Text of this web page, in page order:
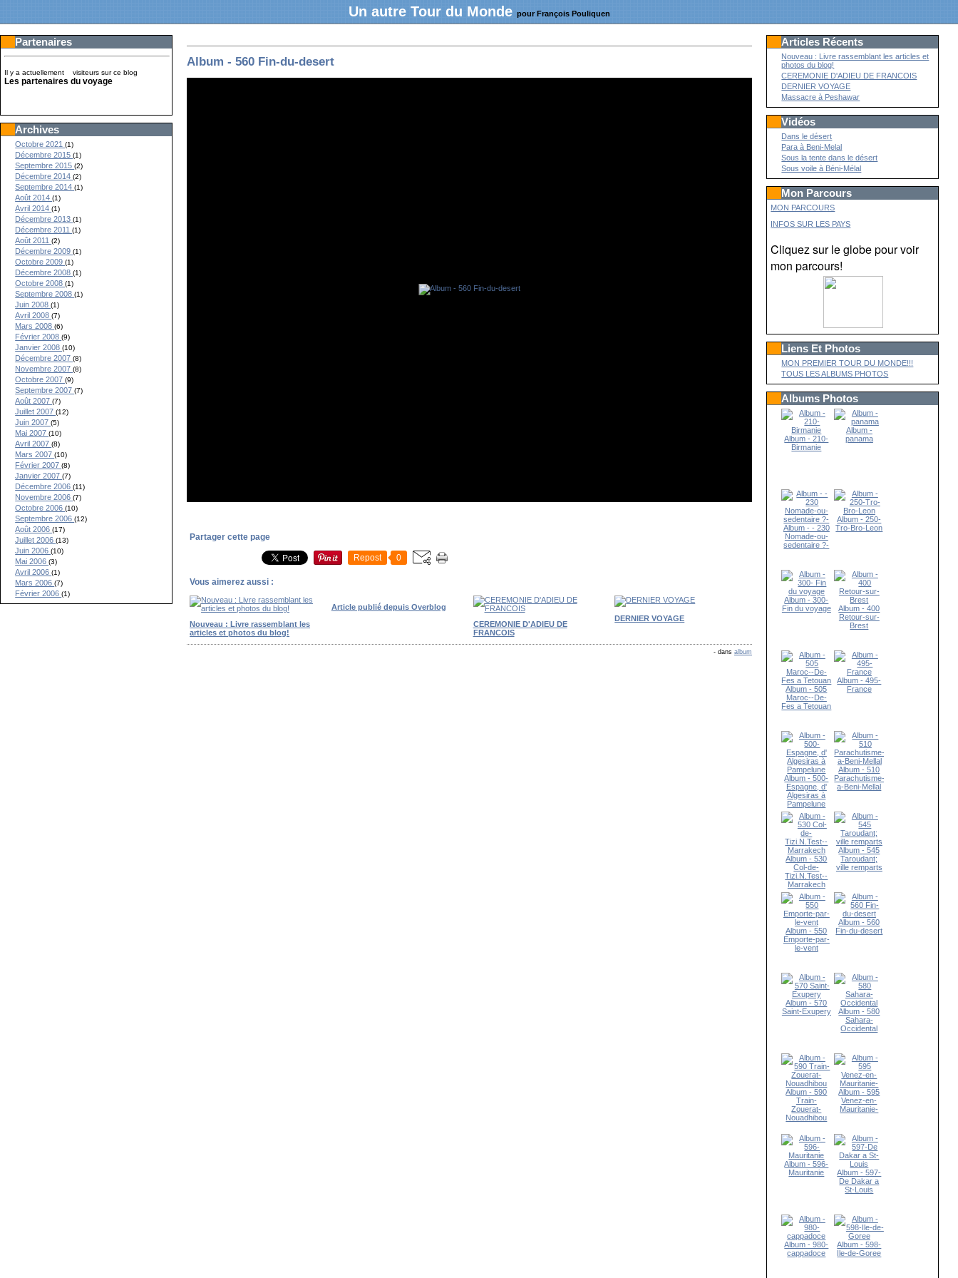
Un autre Tour du Monde pour François Pouliquen
Partenaires
Il y a actuellement visiteurs sur ce blog
Les partenaires du voyage
Archives
Octobre 2021(1)
Décembre 2015(1)
Septembre 2015(2)
Décembre 2014(2)
Septembre 2014(1)
Août 2014(1)
Avril 2014(1)
Décembre 2013(1)
Décembre 2011(1)
Août 2011(2)
Décembre 2009(1)
Octobre 2009(1)
Décembre 2008(1)
Octobre 2008(1)
Septembre 2008(1)
Juin 2008(1)
Avril 2008(7)
Mars 2008(6)
Février 2008(9)
Janvier 2008(10)
Décembre 2007(8)
Novembre 2007(8)
Octobre 2007(9)
Septembre 2007(7)
Août 2007(7)
Juillet 2007(12)
Juin 2007(5)
Mai 2007(10)
Avril 2007(8)
Mars 2007(10)
Février 2007(8)
Janvier 2007(7)
Décembre 2006(11)
Novembre 2006(7)
Octobre 2006(10)
Septembre 2006(12)
Août 2006(17)
Juillet 2006(13)
Juin 2006(10)
Mai 2006(3)
Avril 2006(1)
Mars 2006(7)
Février 2006(1)
Album - 560 Fin-du-desert
Partager cette page
Repost 0
Vous aimerez aussi :
Nouveau : Livre rassemblant les
articles et photos du blog!
Article publié depuis Overblog
CEREMONIE D'ADIEU DE
FRANCOIS
DERNIER VOYAGE
- dansalbum
Articles Récents
Nouveau : Livre rassemblant les articles et
photos du blog!
CEREMONIE D'ADIEU DE FRANCOIS
DERNIER VOYAGE
Massacre à Peshawar
Vidéos
Dans le désert
Para à Beni-Melal
Sous la tente dans le désert
Sous voile à Béni-Mélal
Mon Parcours
MON PARCOURS
INFOS SUR LES PAYS
Cliquez sur le globe pour voir
mon parcours!
Liens Et Photos
MON PREMIER TOUR DU MONDE!!!
TOUS LES ALBUMS PHOTOS
Albums Photos
Album - 210-
Birmanie
Album -
panama
Album - - 230
Nomade-ou-
sedentaire ?-
Album - 250-
Tro-Bro-Leon
Album - 300-
Fin du voyage
Album - 400
Retour-sur-
Brest
Album - 505
Maroc--De-
Fes a Tetouan
Album - 495-
France
Album - 500-
Espagne, d'
Algesiras à
Pampelune
Album - 510
Parachutisme-
a-Beni-Mellal
Album - 530
Col-de-
Tizi.N.Test--
Marrakech
Album - 545
Taroudant;
ville remparts
Album - 550
Emporte-par-
le-vent
Album - 560
Fin-du-desert
Album - 570
Saint-Exupery
Album - 580
Sahara-
Occidental
Album - 590
Train-
Zouerat-
Nouadhibou
Album - 595
Venez-en-
Mauritanie-
Album - 596-
Mauritanie
Album - 597-
De Dakar a
St-Louis
Album - 980-
cappadoce
Album - 598-
Ile-de-Goree